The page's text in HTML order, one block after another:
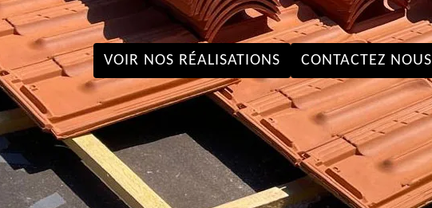
VOIR NOS RÉALISATIONS CONTACTEZ NOUS